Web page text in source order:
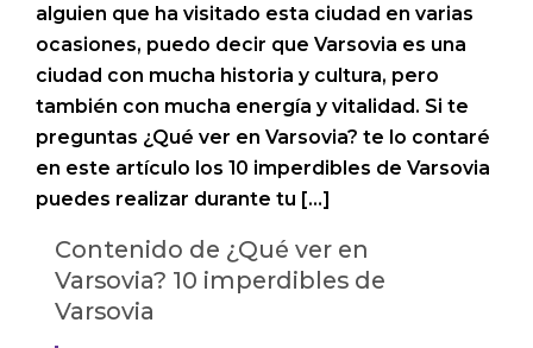
alguien que ha visitado esta ciudad en varias
ocasiones, puedo decir que Varsovia es una
ciudad con mucha historia y cultura, pero
también con mucha energía y vitalidad. Si te
preguntas ¿Qué ver en Varsovia? te lo contaré
en este artículo los 10 imperdibles de Varsovia
puedes realizar durante tu […]
Contenido de ¿Qué ver en
Varsovia? 10 imperdibles de
Varsovia